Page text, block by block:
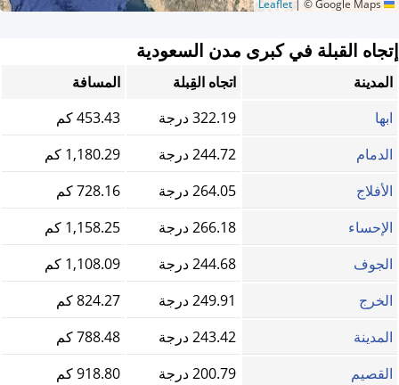
| © Google Maps
إتجاه القبلة في كبرى مدن السعودية
المدينة اتجاه القِبلة
المسافة
ابها
322.19 درجة
453.43 كم
الدمام
244.72 درجة
1,180.29 كم
الأفلاج
264.05 درجة
728.16 كم
الإحساء
266.18 درجة
1,158.25 كم
الجوف
244.68 درجة
1,108.09 كم
الخرج
249.91 درجة
824.27 كم
المدينة
243.42 درجة
788.48 كم
القصيم
200.79 درجة
918.80 كم